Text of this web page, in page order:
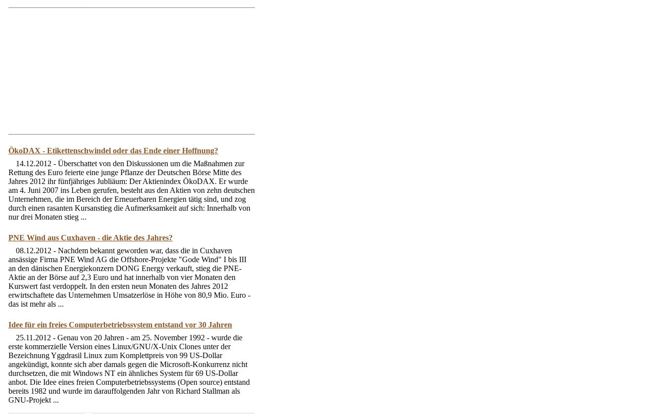
ÖkoDAX - Etikettenschwindel oder das Ende einer Hoffnung?
14.12.2012 - Überschattet von den Diskussionen um die Maßnahmen zur
Rettung des Euro feierte eine junge Pflanze der Deutschen Börse Mitte des
Jahres 2012 ihr fünfjähriges Jubliäum: Der Aktienindex ÖkoDAX. Er wurde
am 4. Juni 2007 ins Leben gerufen, besteht aus den Aktien von zehn deutschen
Unternehmen, die im Bereich der Erneuerbaren Energien tätig sind, und zog
durch einen rasanten Kursanstieg die Aufmerksamkeit auf sich: Innerhalb von
nur drei Monaten stieg ...
PNE Wind aus Cuxhaven - die Aktie des Jahres?
08.12.2012 - Nachdem bekannt geworden war, dass die in Cuxhaven
ansässige Firma PNE Wind AG die Offshore-Projekte "Gode Wind" I bis III
an den dänischen Energiekonzern DONG Energy verkauft, stieg die PNE-
Aktie an der Börse auf 2,3 Euro und hat innerhalb von vier Monaten den
Kurswert fast verdoppelt. In den ersten neun Monaten des Jahres 2012
erwirtschaftete das Unternehmen Umsatzerlöse in Höhe von 80,9 Mio. Euro -
das ist mehr als ...
Idee für ein freies Computerbetriebssystem entstand vor 30 Jahren
25.11.2012 - Genau von 20 Jahren - am 25. November 1992 - wurde die
erste kommerzielle Version eines Linux/GNU/X-Unix Clones unter der
Bezeichnung Yggdrasil Linux zum Komplettpreis von 99 US-Dollar
angekündigt, konnte sich aber damals gegen die Microsoft-Konkurrenz nicht
durchsetzen, die mit Windows NT ein ähnliches System für 69 US-Dollar
anbot. Die Idee eines freien Computerbetriebssystems (Open source) entstand
bereits 1982 und wurde im darauffolgenden Jahr von Richard Stallman als
GNU-Projekt ...